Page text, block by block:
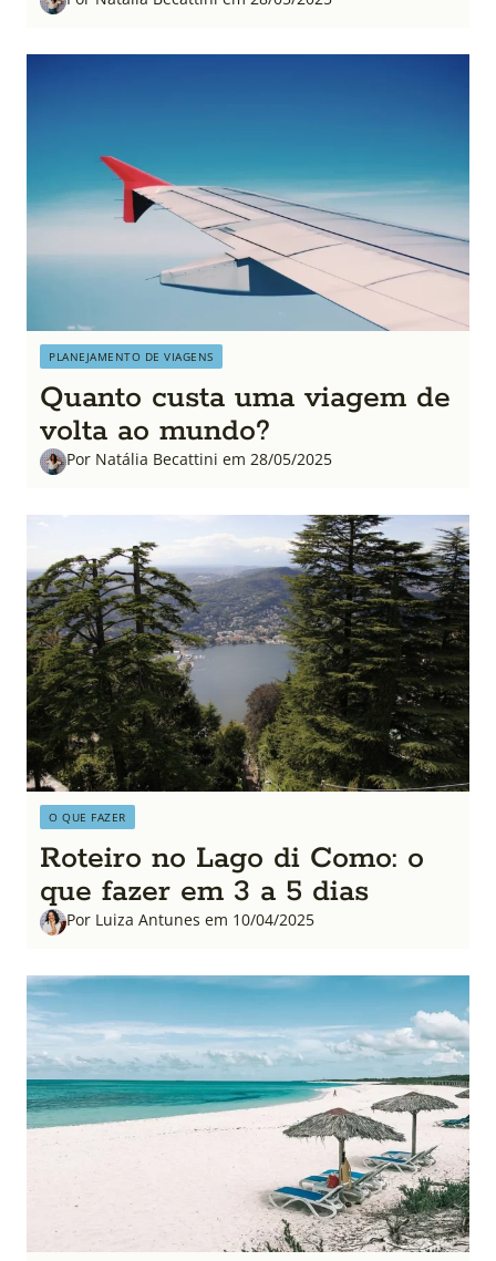
PLANEJAMENTO DE VIAGENS
Quanto custa uma viagem de
volta ao mundo?
Por Natália Becattini em 28/05/2025
O QUE FAZER
Roteiro no Lago di Como: o
que fazer em 3 a 5 dias
Por Luiza Antunes em 10/04/2025